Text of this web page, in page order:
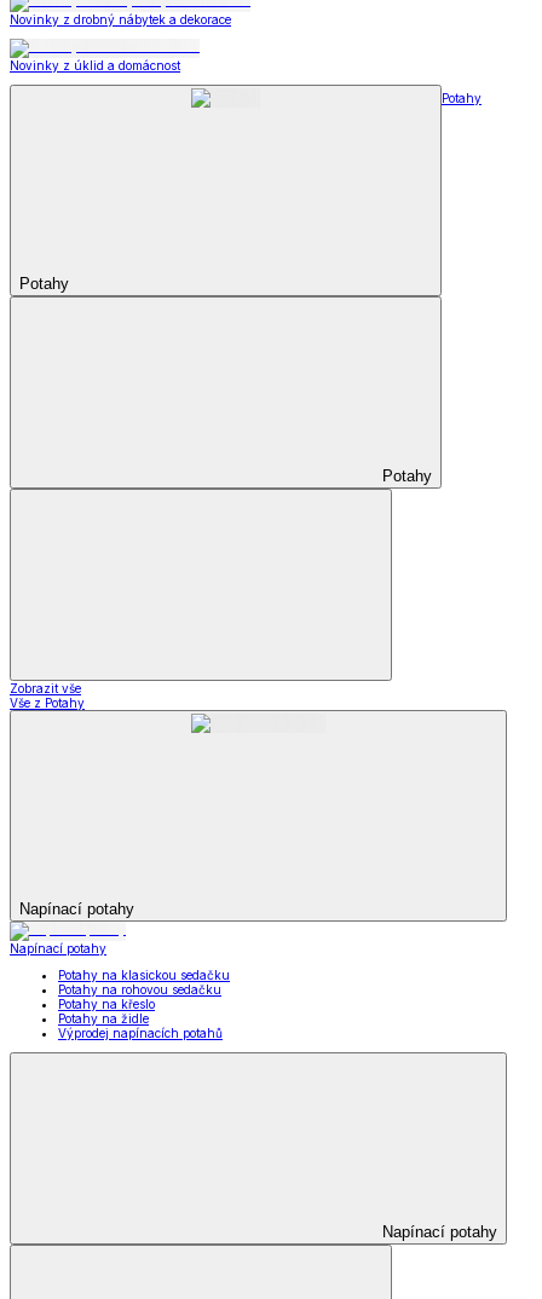
Novinky z drobný nábytek a dekorace
Novinky z úklid a domácnost
Potahy
Potahy
Potahy
Zobrazit vše
Vše z Potahy
Napínací potahy
Napínací potahy
Potahy na klasickou sedačku
Potahy na rohovou sedačku
Potahy na křeslo
Potahy na židle
Výprodej napínacích potahů
Napínací potahy